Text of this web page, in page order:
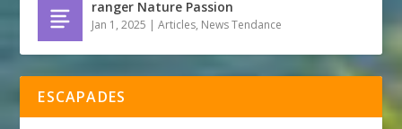
ranger Nature Passion
Jan 1, 2025 |Articles, News Tendance
ESCAPADES